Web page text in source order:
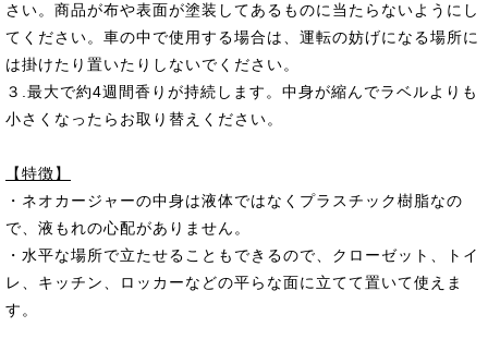
さい。商品が布や表面が塗装してあるものに当たらないようにし
てください。車の中で使用する場合は、運転の妨げになる場所に
は掛けたり置いたりしないでください。
３.最大で約4週間香りが持続します。中身が縮んでラベルよりも
小さくなったらお取り替えください。
【特徴】
・ネオカージャーの中身は液体ではなくプラスチック樹脂なの
で、液もれの心配がありません。
・水平な場所で立たせることもできるので、クローゼット、トイ
レ、キッチン、ロッカーなどの平らな面に立てて置いて使えま
す。